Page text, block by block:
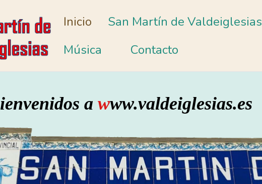
Inicio San Martín de Valdeiglesias
Música
Contacto
ienvenidos a www.valdeiglesias.es